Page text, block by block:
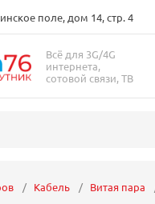
поле, дом 14, стр. 4
Всё для 3G/4G
интернета,
сотовой связи, ТВ
Кабель Витая пара